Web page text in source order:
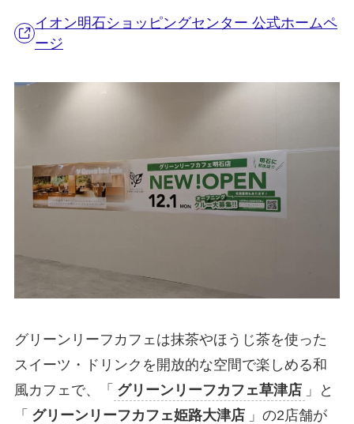
イオン明石ショッピングセンター 公式ホームペ
ージ
グリーンリーフカフェは抹茶やほうじ茶を使った
スイーツ・ドリンクを開放的な空間で楽しめる和
風カフェで、「 グリーンリーフカフェ草津店 」と
「 グリーンリーフカフェ姫路大津店 」の2店舗が